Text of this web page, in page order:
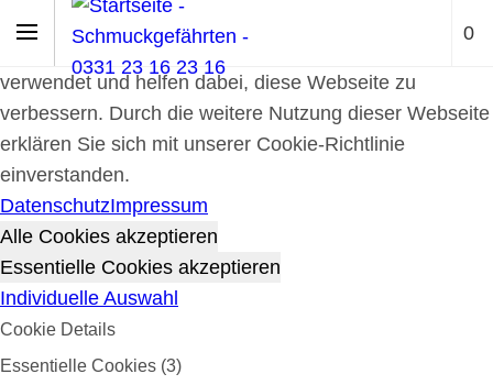
Cookie-Richtlinie
Cookies werden zur Benutzerführung und Webanalyse
verwendet und helfen dabei, diese Webseite zu
verbessern. Durch die weitere Nutzung dieser Webseite
erklären Sie sich mit unserer Cookie-Richtlinie
einverstanden.
DatenschutzImpressum
Alle Cookies akzeptieren
Essentielle Cookies akzeptieren
Individuelle Auswahl
Cookie Details
Essentielle Cookies (3)
0